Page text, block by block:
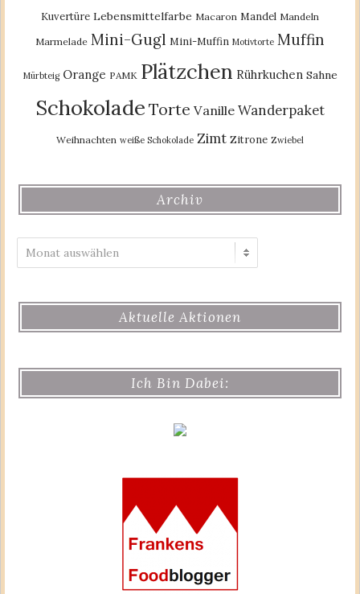
Kuvertüre Lebensmittelfarbe Macaron Mandel Mandeln
Marmelade Mini-Gugl Mini-Muffin Motivtorte Muffin
Mürbteig Orange PAMK Plätzchen Rührkuchen Sahne
Schokolade Torte Vanille Wanderpaket
Weihnachten weiße Schokolade Zimt Zitrone Zwiebel
Archiv
Aktuelle Aktionen
Ich Bin Dabei: